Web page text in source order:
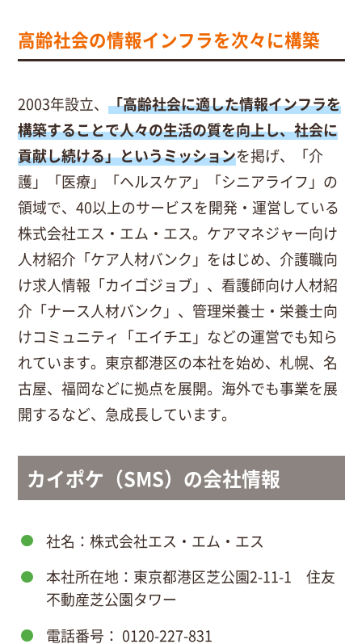
高齢社会の情報インフラを次々に構築
2003年設立、 「高齢社会に適した情報インフラを
構築することで人々の生活の質を向上し、社会に
貢献し続ける」というミッションを掲げ、「介
護」「医療」「ヘルスケア」「シニアライフ」の
領域で、40以上のサービスを開発・運営している
株式会社エス・エム・エス。ケアマネジャー向け
人材紹介「ケア人材バンク」をはじめ、介護職向
け求人情報「カイゴジョブ」、看護師向け人材紹
介「ナース人材バンク」、管理栄養士・栄養士向
けコミュニティ「エイチエ」などの運営でも知ら
れています。東京都港区の本社を始め、札幌、名
古屋、福岡などに拠点を展開。海外でも事業を展
開するなど、急成長しています。
カイポケ（SMS）の会社情報
社名：株式会社エス・エム・エス
本社所在地：東京都港区芝公園2-11-1 住友
不動産芝公園タワー
電話番号： 0120-227-831